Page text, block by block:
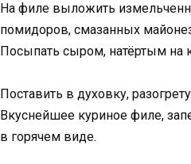
На филе выложить
помидоров, смазанных
Посыпать сыром, натёртым на
Поставить в духовку,
Вкуснейшее куриное филе,
в горячем виде.